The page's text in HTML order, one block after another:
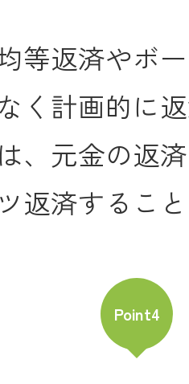
等返済やボ
く計画的に
、元金の返
返済するこ
Point4